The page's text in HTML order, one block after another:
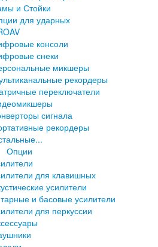
и Стойки
для ударных
консоли
снеки
микшеры
рекордеры
переключатели
сигнала
рекордеры
Опции
для клавишных
усилители
и басовые усилители
для перкуссии